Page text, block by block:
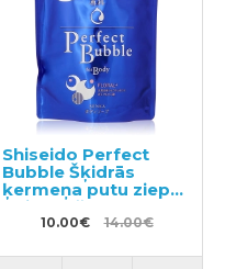
Shiseido Perfect
Bubble Šķidrās
ķermeņa putu ziepes
ar ilgstošu
dezodorējošu efektu
10.00€ 14.00€